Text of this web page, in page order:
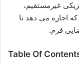
غیرمستقیم،
که اجازه می دهد تا
فرم.
Table Of